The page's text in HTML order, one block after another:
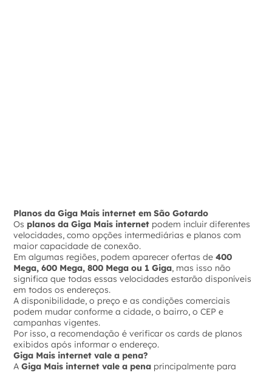
Planos da Giga Mais internet em São Gotardo
Os planos da Giga Mais internet podem incluir diferentes
velocidades, como opções intermediárias e planos com
maior capacidade de conexão.
Em algumas regiões, podem aparecer ofertas de400
Mega, 600 Mega, 800 Mega ou 1 Giga, mas isso não
significa que todas essas velocidades estarão disponíveis
em todos os endereços.
A disponibilidade, o preço e as condições comerciais
podem mudar conforme a cidade, o bairro, o CEP e
campanhas vigentes.
Por isso, a recomendação é verificar os cards de planos
exibidos após informar o endereço.
Giga Mais internet vale a pena?
AGiga Mais internet vale a pena principalmente para